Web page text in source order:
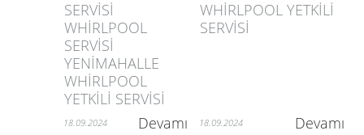
SERVİSİ
WHİRLPOOL
SERVİSİ
YENİMAHALLE
WHİRLPOOL
YETKİLİ SERVİSİ
WHİRLPOOL YETKİLİ
SERVİSİ
18.09.2024 Devamı 18.09.2024 Devamı